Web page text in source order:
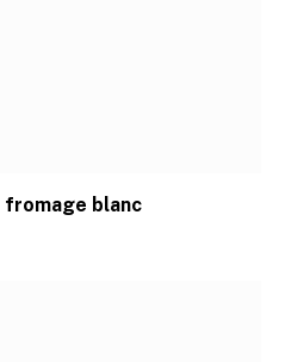
fromage blanc